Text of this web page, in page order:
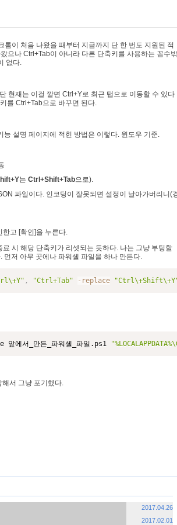
이 처음 나왔을 때부터 지금까지 단 한 번도 지원된 적
으나 Ctrl+Tab이 아니라 다른 단축키를 사용하는 꼼수밖
없다.
현재는 이걸 깔면 Ctrl+Y로 최근 탭으로 이동할 수 있다
를 Ctrl+Tab으로 바꾸면 된다.
설명 페이지에 적힌 방법은 이렇다. 윈도우 기준.
는 Ctrl+Shift+Tab으로).
파일이다. 인코딩이 잘못되면 설정이 날아가버리니(
고 [확인]을 누른다.
시 해당 단축키가 리셋되는 듯하다. 나는 그냥 부팅할
저 아무 곳에나 파워셸 파일을 하나 만든다.
, "Ctrl+Tab" -replace
서_만든_파워셸_파일.ps1
서 그냥 포기했다.
2017.04.26
2017.02.01
»